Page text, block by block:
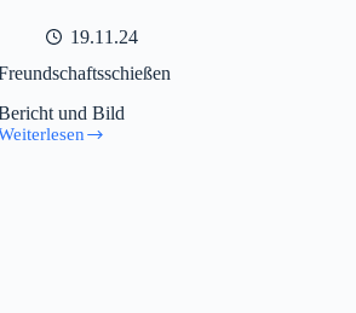
19.11.24
und Bild
Freundschaftsschießen